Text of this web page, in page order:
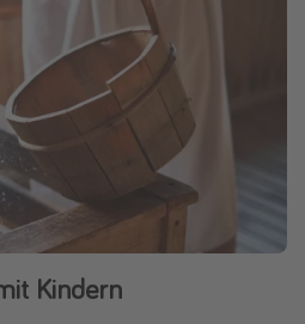
Kindern